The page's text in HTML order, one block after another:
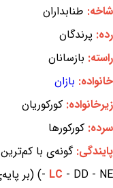
شاخه: طنابداران
رده: پرندگان
راسته: بازسانان
خانواده: بازان
زیرخانواده: کورکوریان
سرده: کورکورها
پایندگی:
- LC - DD - NE) (بر پایه‌ی سیاهه‌ی سرخ IUCN)